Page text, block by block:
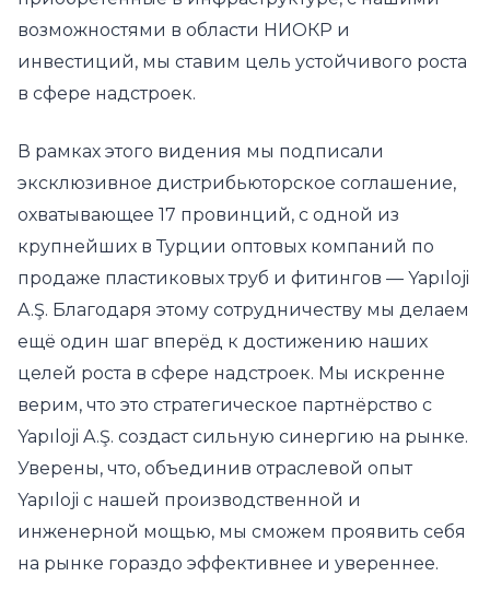
возможностями в области НИОКР и
инвестиций, мы ставим цель устойчивого роста
в сфере надстроек.
В рамках этого видения мы подписали
эксклюзивное дистрибьюторское соглашение,
охватывающее 17 провинций, с одной из
крупнейших в Турции оптовых компаний по
продаже пластиковых труб и фитингов — Yapıloji
A.Ş. Благодаря этому сотрудничеству мы делаем
ещё один шаг вперёд к достижению наших
целей роста в сфере надстроек. Мы искренне
верим, что это стратегическое партнёрство с
Yapıloji A.Ş. создаст сильную синергию на рынке.
Уверены, что, объединив отраслевой опыт
Yapıloji с нашей производственной и
инженерной мощью, мы сможем проявить себя
на рынке гораздо эффективнее и увереннее.